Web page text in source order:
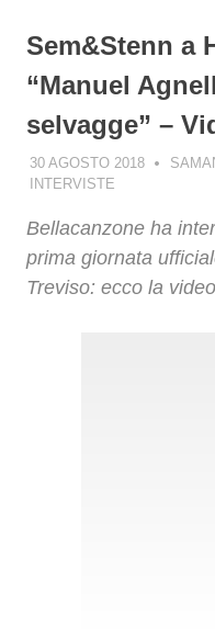
Sem&Stenn a
“Manuel
selvagge” –
30 AGOSTO 2018
INTERVISTE
Bellacanzone ha
prima giornata
Treviso: ecco la